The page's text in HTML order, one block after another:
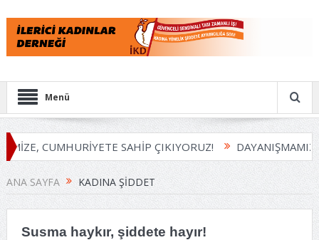
Menü
CUMHURİYETE SAHİP ÇIKIYORUZ! DAYANIŞMAMIZI
ANA SAYFA KADINA ŞIDDET
Susma haykır, şiddete hayır!